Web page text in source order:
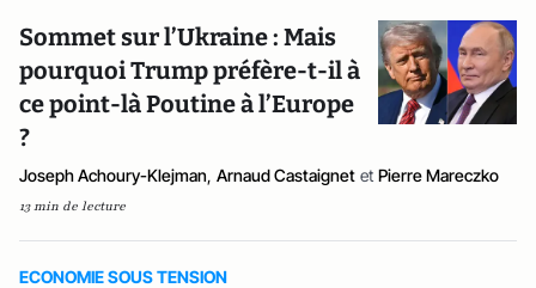
Sommet sur l’Ukraine : Mais
pourquoi Trump préfère-t-il à
ce point-là Poutine à l’Europe
?
Joseph Achoury-Klejman, Arnaud Castaignet et Pierre Mareczko
13 min de lecture
ECONOMIE SOUS TENSION